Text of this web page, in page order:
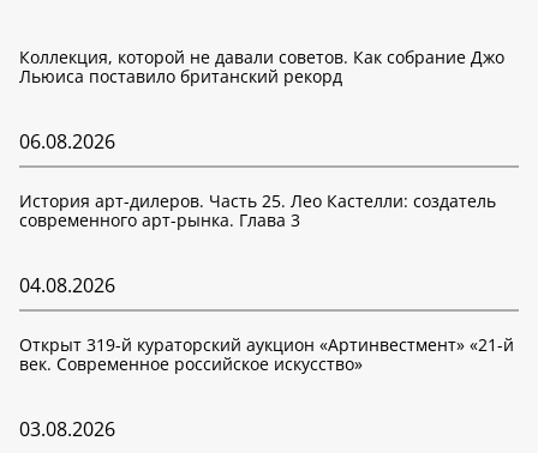
Коллекция, которой не давали советов. Как собрание Джо
Льюиса поставило британский рекорд
06.08.2026
История арт-дилеров. Часть 25. Лео Кастелли: создатель
современного арт-рынка. Глава 3
04.08.2026
Открыт 319-й кураторский аукцион «Артинвестмент» «21-й
век. Современное российское искусство»
03.08.2026